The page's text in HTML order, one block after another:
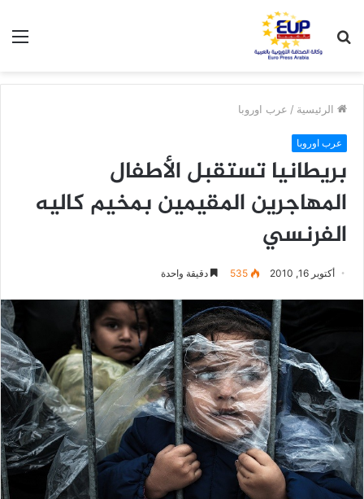
عن
الرئيسية / عرب اوروبا
عرب اوروبا
بريطانيا تستقبل الأطفال
المهاجرين المقيمين بمخيم كاليه
الفرنسي
أكتوبر 16, 2010 535 دقيقة واحدة